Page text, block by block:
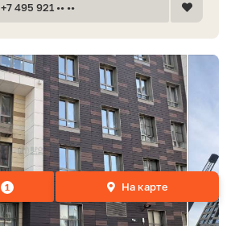
+7 495 921 •• ••
1 На карте